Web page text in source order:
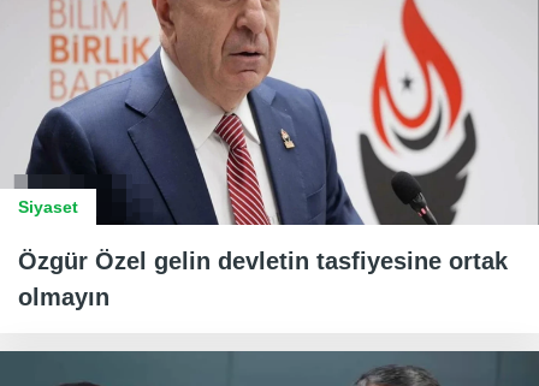
Siyaset
Özgür Özel gelin devletin tasfiyesine ortak
olmayın